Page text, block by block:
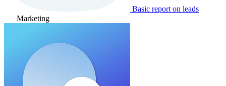
Basic report on leads
Marketing